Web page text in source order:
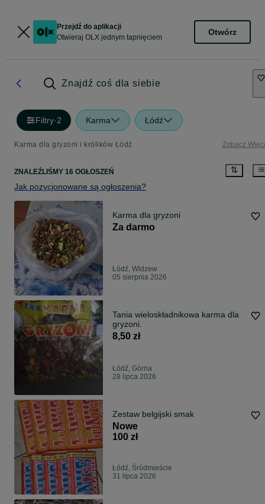
Przejdź do aplikacji
Otwieraj OLX jednym tapnięciem
Otwórz
Znajdź coś dla siebie
Filtry·2 Karma Łódź
Karma dla gryzoni i królików Łódź Zobacz
ZNALEŹLIŚMY 16 OGŁOSZEŃ
Jak pozycjonowane są ogłoszenia?
Karma dla gryzoni
Za darmo
Łódź, Widzew
05 sierpnia 2026
Tania wieloskładnikowa karma dla
gryzoni.
8,50 zł
Łódź, Górna
28 lipca 2026
Zestaw belgijski smak
Nowe
100 zł
Łódź, Śródmieście
31 lipca 2026